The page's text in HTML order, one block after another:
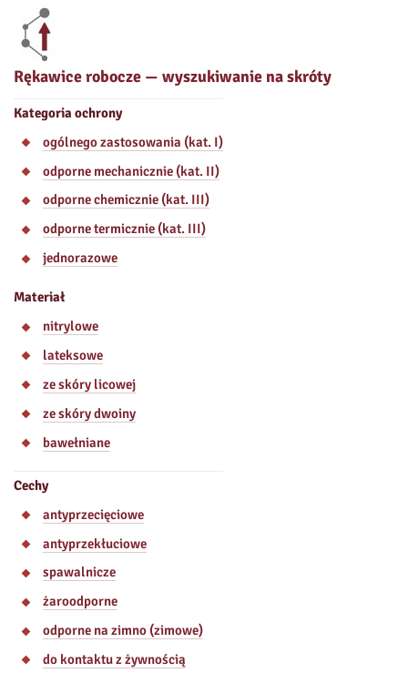
Rękawice robocze — wyszukiwanie na skróty
Kategoria ochrony
ogólnego zastosowania (kat. I)
odporne mechanicznie (kat. II)
odporne chemicznie (kat. III)
odporne termicznie (kat. III)
jednorazowe
Materiał
nitrylowe
lateksowe
ze skóry licowej
ze skóry dwoiny
bawełniane
Cechy
antyprzecięciowe
antyprzekłuciowe
spawalnicze
żaroodporne
odporne na zimno (zimowe)
do kontaktu z żywnością